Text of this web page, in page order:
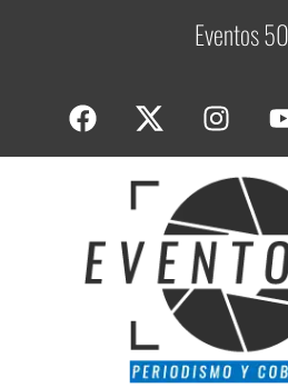
Eventos 507